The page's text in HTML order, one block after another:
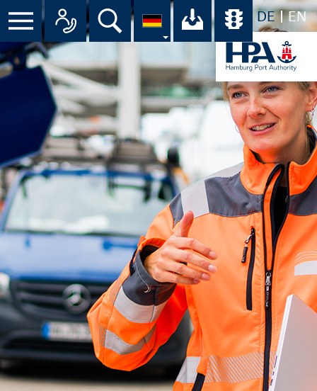
DE EN
Menü Alle Ansprechpartner im
Suche Ihr Download-